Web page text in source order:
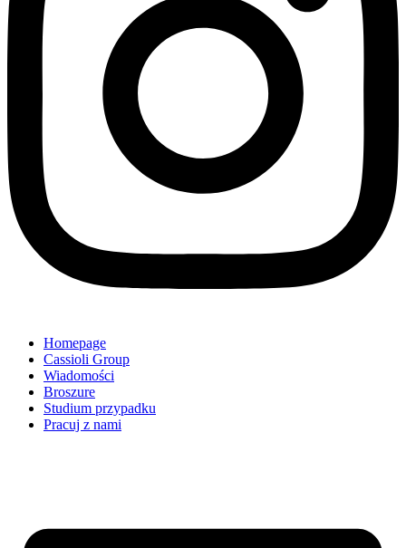
Homepage
Cassioli Group
Wiadomości
Broszure
Studium przypadku
Pracuj z nami